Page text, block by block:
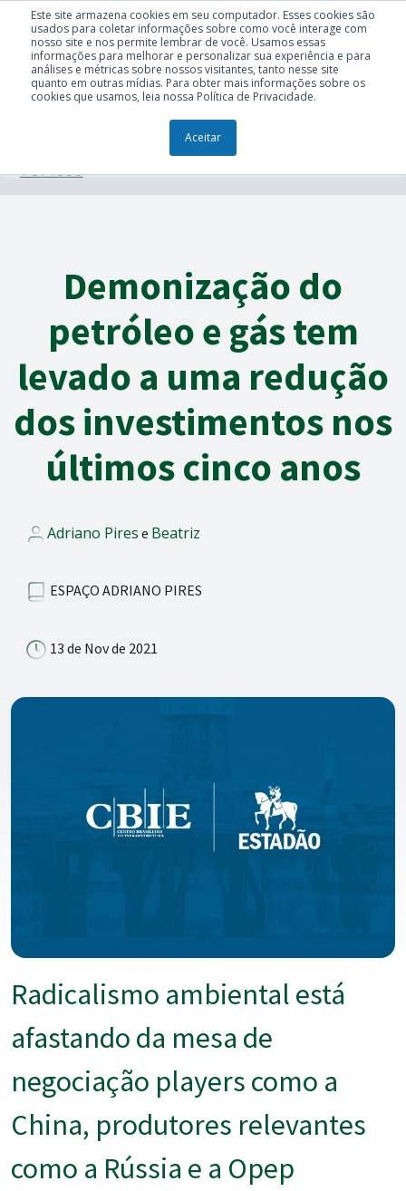
Este site armazena cookies em seu computador. Esses cookies são
usados para coletar informações sobre como você interage com
nosso site e nos permite lembrar de você. Usamos essas
informações para melhorar e personalizar sua experiência e para
análises e métricas sobre nossos visitantes, tanto nesse site
quanto em outras mídias. Para obter mais informações sobre os
cookies que usamos, leia nossa Política de Privacidade.
Aceitar
TÓPICOS
Demonização do
petróleo e gás tem
levado a uma redução
dos investimentos nos
últimos cinco anos
Adriano Pires e Beatriz
ESPAÇO ADRIANO PIRES
13 de Nov de 2021
Radicalismo ambiental está
afastando da mesa de
negociação players como a
China, produtores relevantes
como a Rússia e a Opep